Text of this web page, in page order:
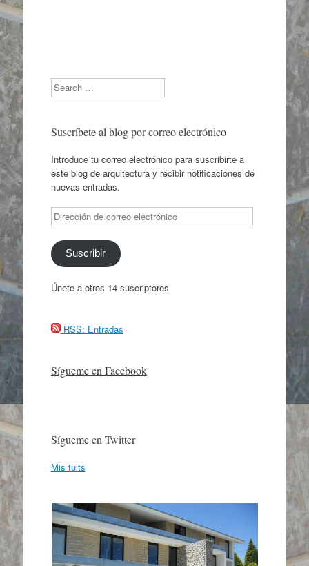
Search
Suscríbete al blog por correo electrónico
Introduce tu correo electrónico para suscribirte a
este blog de arquitectura y recibir notificaciones de
nuevas entradas.
Dirección
de
correo
electrónico
Suscribir
Únete a otros 14 suscriptores
RSS: Entradas
Sígueme en Facebook
Sígueme en Twitter
Mis tuits